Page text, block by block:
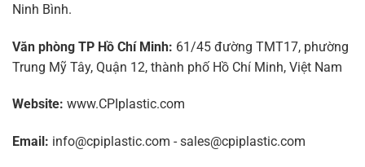
Ninh Bình.
Văn phòng TP Hồ Chí Minh: 61/45 đường TMT17, phường
Trung Mỹ Tây, Quận 12, thành phố Hồ Chí Minh, Việt Nam
Website: www.CPIplastic.com
Email: info@cpiplastic.com - sales@cpiplastic.com